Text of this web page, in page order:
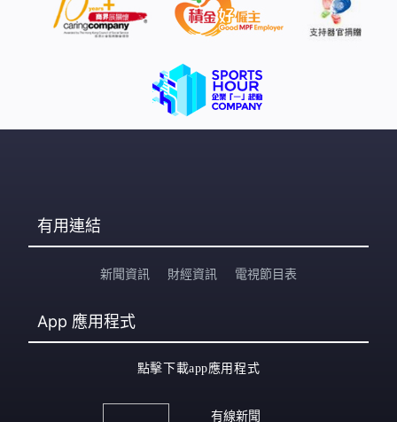
方線上票務平台購買三個賽區不同賽事的門票。門票以人
民幣定價，香港市民可以電子支付付款。購買不同賽區門
港市民購買香港和澳門賽區門票須使用香港身份證；購買
廣東賽區項目門票則須使用港澳居民來往內地通行證
有用連結
新聞資訊 財經資訊 電視節目表
App 應用程式
點擊下載app應用程式
有線新聞